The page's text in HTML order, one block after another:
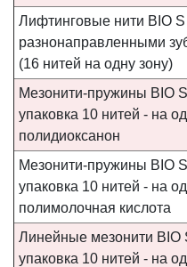
Лифтинговые нити BIO
разнонаправленными
(16 нитей на одну зону)
Мезонити-пружины BIO
упаковка 10 нитей - на
полидиоксанон
Мезонити-пружины BIO
упаковка 10 нитей - на
полимолочная кислота
Линейные мезонити BIO
упаковка 10 нитей - на